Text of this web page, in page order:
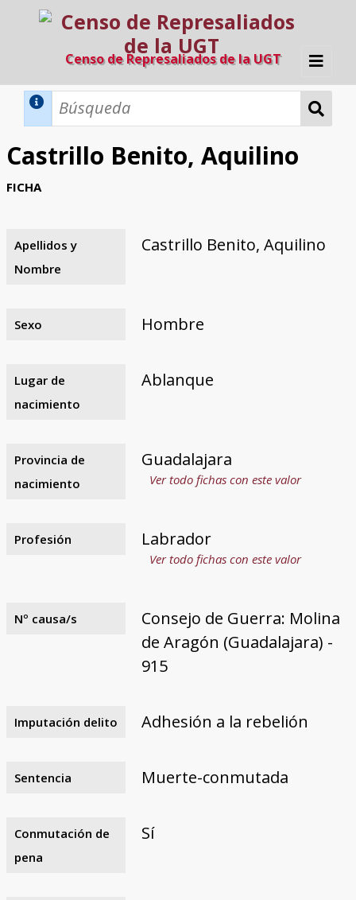
Censo de Represaliados de la UGT
Inicio
Búsqueda Dinámica
Búsqueda Avanzada
Razones y objetivos
El equipo
Colaboradores
Fuentes documentales
Castrillo Benito, Aquilino
FICHA
Apellidos y
Nombre
Castrillo Benito, Aquilino
Sexo Hombre
Lugar de
nacimiento
Ablanque
Provincia de
nacimiento
Guadalajara
Ver todo fichas con este valor
Profesión Labrador
Ver todo fichas con este valor
Nº causa/s
Consejo de Guerra: Molina
de Aragón (Guadalajara) -
915
Imputación delito Adhesión a la rebelión
Sentencia Muerte-conmutada
Conmutación de
pena
Sí